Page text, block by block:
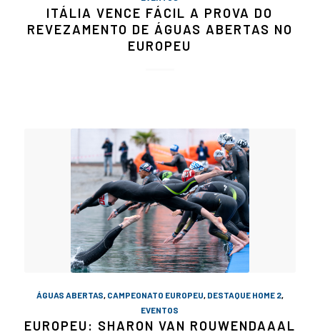
ITÁLIA VENCE FÁCIL A PROVA DO
REVEZAMENTO DE ÁGUAS ABERTAS NO
EUROPEU
ÁGUAS ABERTAS, CAMPEONATO EUROPEU, DESTAQUE HOME 2,
EVENTOS
EUROPEU: SHARON VAN ROUWENDAAAL